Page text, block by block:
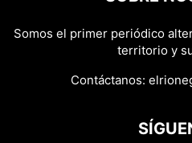
Somos el primer periódico
territorio y
Contáctanos: